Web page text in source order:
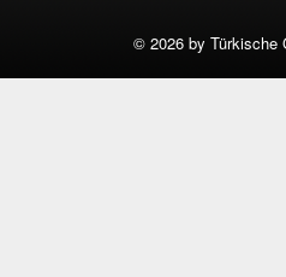
© 2026 by Türkische